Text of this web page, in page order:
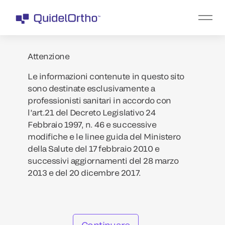
Attenzione
Le informazioni contenute in questo sito
sono destinate esclusivamente a
professionisti sanitari in accordo con
l’art.21 del Decreto Legislativo 24
Febbraio 1997, n. 46 e successive
modifiche e le linee guida del Ministero
della Salute del 17 febbraio 2010 e
successivi aggiornamenti del 28 marzo
2013 e del 20 dicembre 2017.